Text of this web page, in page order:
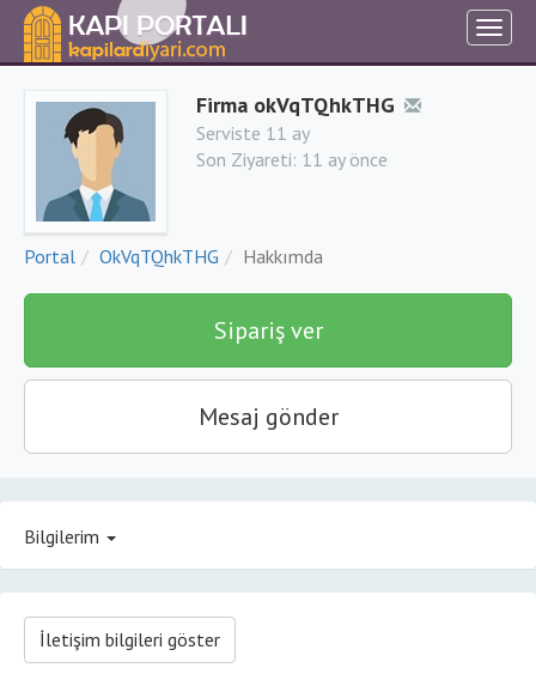
Firma okVqTQhkTHG
Serviste 11 ay
Son Ziyareti: 11 ay önce
Portal OkVqTQhkTHG Hakkımda
Sipariş ver
Mesaj gönder
Bilgilerim
İletişim bilgileri göster